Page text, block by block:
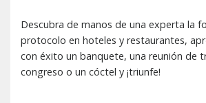
Descubra de manos de una experta la
protocolo en hoteles y restaurantes,
con éxito un banquete, una reunión de
congreso o un cóctel y ¡triunfe!